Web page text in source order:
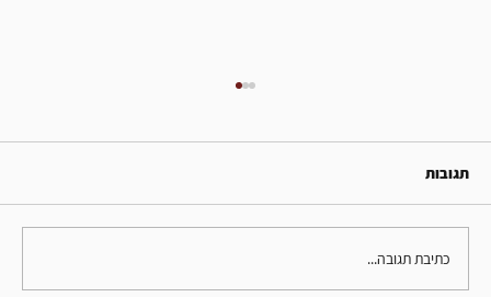
כלואות: שתלטנות קיצונית בזוגיות
תגובות
כתיבת תגובה...